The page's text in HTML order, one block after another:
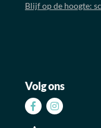
Blijf op de hoogte:
Volg ons
Volg Volg